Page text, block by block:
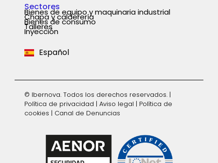
Sectores
Bienes de equipo y maquinaria industrial
Chapa y calderería
Bienes de consumo
Talleres
Inyección
Español
Português
English
Deutsch
© Ibernova. Todos los derechos reservados. |
Política de privacidad | Aviso legal | Política de
cookies | Canal de Denuncias